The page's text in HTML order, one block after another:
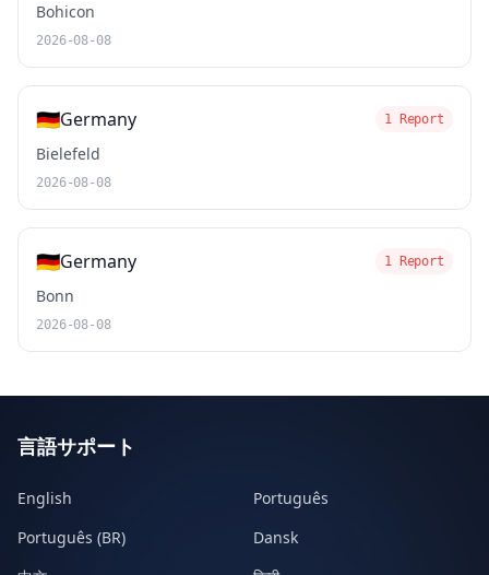
Bohicon
2026-08-08
🇩🇪Germany 1 Report
Bielefeld
2026-08-08
🇩🇪Germany 1 Report
Bonn
2026-08-08
言語サポート
English
Português
Português (BR)
Dansk